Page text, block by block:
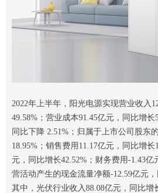
2022年上半年，阳光电源实现营业收入
49.58%；营业成本91.45亿元，同比增长
同比下降 2.51%；归属于上市公司股东
18.95%；销售费用11.17亿元，同比增
元，同比增长42.52%；财务费用-1.43亿
营活动产生的现金流量净额-12.59亿元，
其中，光伏行业收入88.08亿元，同比增